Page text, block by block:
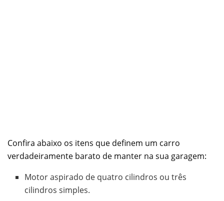
Confira abaixo os itens que definem um carro
verdadeiramente barato de manter na sua garagem:
Motor aspirado de quatro cilindros ou três
cilindros simples.